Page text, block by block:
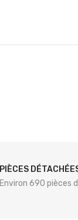
PIÈCES
Environ 690 pièces